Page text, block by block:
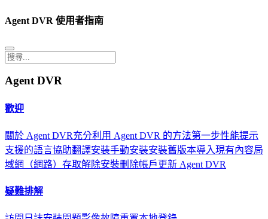
Agent DVR 使用者指南
Agent DVR
歡迎
關於 Agent DVR充分利用 Agent DVR 的方法第一步性能提示
支援的語言協助翻譯安裝手動安裝安裝舊版本導入現有內容局
域網（網路）存取解除安裝刪除帳戶 更新 Agent DVR
疑難排解